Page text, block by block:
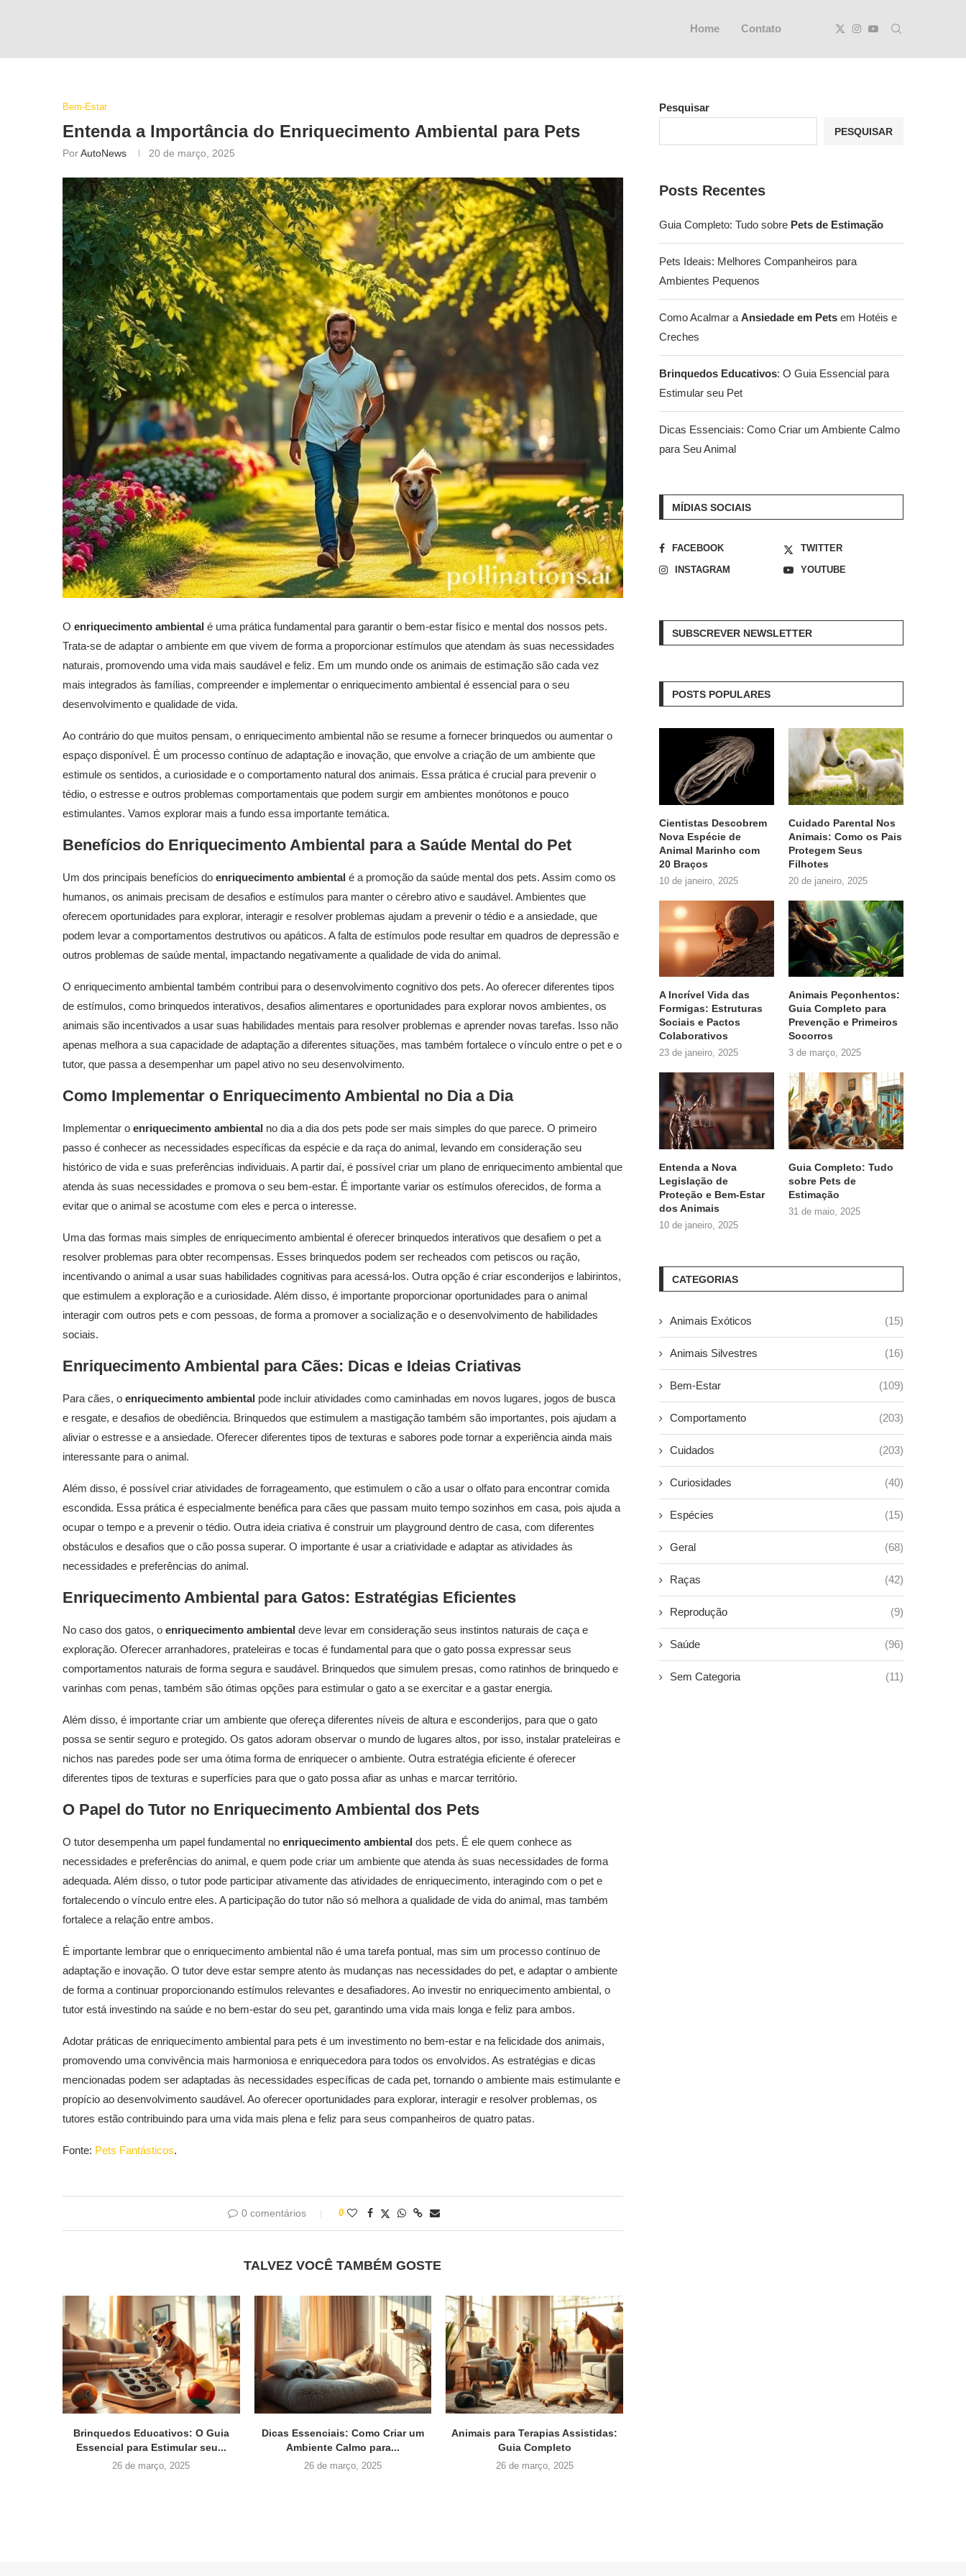
Home Contato
Bem-Estar
Entenda a Importância do Enriquecimento Ambiental para Pets
PorAutoNews 20 de março, 2025
O enriquecimento ambiental é uma prática fundamental para garantir o bem-estar físico e mental dos nossos pets.
Trata-se de adaptar o ambiente em que vivem de forma a proporcionar estímulos que atendam às suas necessidades
naturais, promovendo uma vida mais saudável e feliz. Em um mundo onde os animais de estimação são cada vez
mais integrados às famílias, compreender e implementar o enriquecimento ambiental é essencial para o seu
desenvolvimento e qualidade de vida.
Ao contrário do que muitos pensam, o enriquecimento ambiental não se resume a fornecer brinquedos ou aumentar o
espaço disponível. É um processo contínuo de adaptação e inovação, que envolve a criação de um ambiente que
estimule os sentidos, a curiosidade e o comportamento natural dos animais. Essa prática é crucial para prevenir o
tédio, o estresse e outros problemas comportamentais que podem surgir em ambientes monótonos e pouco
estimulantes. Vamos explorar mais a fundo essa importante temática.
Benefícios do Enriquecimento Ambiental para a Saúde Mental do Pet
Um dos principais benefícios do enriquecimento ambiental é a promoção da saúde mental dos pets. Assim como os
humanos, os animais precisam de desafios e estímulos para manter o cérebro ativo e saudável. Ambientes que
oferecem oportunidades para explorar, interagir e resolver problemas ajudam a prevenir o tédio e a ansiedade, que
podem levar a comportamentos destrutivos ou apáticos. A falta de estímulos pode resultar em quadros de depressão e
outros problemas de saúde mental, impactando negativamente a qualidade de vida do animal.
O enriquecimento ambiental também contribui para o desenvolvimento cognitivo dos pets. Ao oferecer diferentes tipos
de estímulos, como brinquedos interativos, desafios alimentares e oportunidades para explorar novos ambientes, os
animais são incentivados a usar suas habilidades mentais para resolver problemas e aprender novas tarefas. Isso não
apenas melhora a sua capacidade de adaptação a diferentes situações, mas também fortalece o vínculo entre o pet e o
tutor, que passa a desempenhar um papel ativo no seu desenvolvimento.
Como Implementar o Enriquecimento Ambiental no Dia a Dia
Implementar o enriquecimento ambiental no dia a dia dos pets pode ser mais simples do que parece. O primeiro
passo é conhecer as necessidades específicas da espécie e da raça do animal, levando em consideração seu
histórico de vida e suas preferências individuais. A partir daí, é possível criar um plano de enriquecimento ambiental que
atenda às suas necessidades e promova o seu bem-estar. É importante variar os estímulos oferecidos, de forma a
evitar que o animal se acostume com eles e perca o interesse.
Uma das formas mais simples de enriquecimento ambiental é oferecer brinquedos interativos que desafiem o pet a
resolver problemas para obter recompensas. Esses brinquedos podem ser recheados com petiscos ou ração,
incentivando o animal a usar suas habilidades cognitivas para acessá-los. Outra opção é criar esconderijos e labirintos,
que estimulem a exploração e a curiosidade. Além disso, é importante proporcionar oportunidades para o animal
interagir com outros pets e com pessoas, de forma a promover a socialização e o desenvolvimento de habilidades
sociais.
Enriquecimento Ambiental para Cães: Dicas e Ideias Criativas
Para cães, o enriquecimento ambiental pode incluir atividades como caminhadas em novos lugares, jogos de busca
e resgate, e desafios de obediência. Brinquedos que estimulem a mastigação também são importantes, pois ajudam a
aliviar o estresse e a ansiedade. Oferecer diferentes tipos de texturas e sabores pode tornar a experiência ainda mais
interessante para o animal.
Além disso, é possível criar atividades de forrageamento, que estimulem o cão a usar o olfato para encontrar comida
escondida. Essa prática é especialmente benéfica para cães que passam muito tempo sozinhos em casa, pois ajuda a
ocupar o tempo e a prevenir o tédio. Outra ideia criativa é construir um playground dentro de casa, com diferentes
obstáculos e desafios que o cão possa superar. O importante é usar a criatividade e adaptar as atividades às
necessidades e preferências do animal.
Enriquecimento Ambiental para Gatos: Estratégias Eficientes
No caso dos gatos, o enriquecimento ambiental deve levar em consideração seus instintos naturais de caça e
exploração. Oferecer arranhadores, prateleiras e tocas é fundamental para que o gato possa expressar seus
comportamentos naturais de forma segura e saudável. Brinquedos que simulem presas, como ratinhos de brinquedo e
varinhas com penas, também são ótimas opções para estimular o gato a se exercitar e a gastar energia.
Além disso, é importante criar um ambiente que ofereça diferentes níveis de altura e esconderijos, para que o gato
possa se sentir seguro e protegido. Os gatos adoram observar o mundo de lugares altos, por isso, instalar prateleiras e
nichos nas paredes pode ser uma ótima forma de enriquecer o ambiente. Outra estratégia eficiente é oferecer
diferentes tipos de texturas e superfícies para que o gato possa afiar as unhas e marcar território.
O Papel do Tutor no Enriquecimento Ambiental dos Pets
O tutor desempenha um papel fundamental no enriquecimento ambiental dos pets. É ele quem conhece as
necessidades e preferências do animal, e quem pode criar um ambiente que atenda às suas necessidades de forma
adequada. Além disso, o tutor pode participar ativamente das atividades de enriquecimento, interagindo com o pet e
fortalecendo o vínculo entre eles. A participação do tutor não só melhora a qualidade de vida do animal, mas também
fortalece a relação entre ambos.
É importante lembrar que o enriquecimento ambiental não é uma tarefa pontual, mas sim um processo contínuo de
adaptação e inovação. O tutor deve estar sempre atento às mudanças nas necessidades do pet, e adaptar o ambiente
de forma a continuar proporcionando estímulos relevantes e desafiadores. Ao investir no enriquecimento ambiental, o
tutor está investindo na saúde e no bem-estar do seu pet, garantindo uma vida mais longa e feliz para ambos.
Adotar práticas de enriquecimento ambiental para pets é um investimento no bem-estar e na felicidade dos animais,
promovendo uma convivência mais harmoniosa e enriquecedora para todos os envolvidos. As estratégias e dicas
mencionadas podem ser adaptadas às necessidades específicas de cada pet, tornando o ambiente mais estimulante e
propício ao desenvolvimento saudável. Ao oferecer oportunidades para explorar, interagir e resolver problemas, os
tutores estão contribuindo para uma vida mais plena e feliz para seus companheiros de quatro patas.
Fonte: Pets Fantásticos.
0 comentários 0
TALVEZ VOCÊ TAMBÉM GOSTE
Brinquedos Educativos: O Guia
Essencial para Estimular seu...
26 de março, 2025
Dicas Essenciais: Como Criar um
Ambiente Calmo para...
26 de março, 2025
Animais para Terapias Assistidas:
Guia Completo
26 de março, 2025
Pesquisar
PESQUISAR
Posts Recentes
Guia Completo: Tudo sobre Pets de Estimação
Pets Ideais: Melhores Companheiros para
Ambientes Pequenos
Como Acalmar a Ansiedade em Pets em Hotéis e
Creches
Brinquedos Educativos: O Guia Essencial para
Estimular seu Pet
Dicas Essenciais: Como Criar um Ambiente Calmo
para Seu Animal
MÍDIAS SOCIAIS
FACEBOOK
TWITTER
INSTAGRAM
YOUTUBE
SUBSCREVER NEWSLETTER
POSTS POPULARES
Cientistas Descobrem
Nova Espécie de
Animal Marinho com
20 Braços
10 de janeiro, 2025
Cuidado Parental Nos
Animais: Como os Pais
Protegem Seus
Filhotes
20 de janeiro, 2025
A Incrível Vida das
Formigas: Estruturas
Sociais e Pactos
Colaborativos
23 de janeiro, 2025
Animais Peçonhentos:
Guia Completo para
Prevenção e Primeiros
Socorros
3 de março, 2025
Entenda a Nova
Legislação de
Proteção e Bem-Estar
dos Animais
10 de janeiro, 2025
Guia Completo: Tudo
sobre Pets de
Estimação
31 de maio, 2025
CATEGORIAS
Animais Exóticos (15)
Animais Silvestres (16)
Bem-Estar (109)
Comportamento (203)
Cuidados (203)
Curiosidades (40)
Espécies (15)
Geral (68)
Raças (42)
Reprodução (9)
Saúde (96)
Sem Categoria (11)